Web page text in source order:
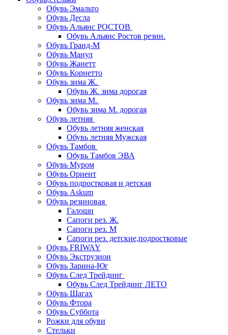
Обувь Эмальто
Обувь Десла
Обувь Альянс РОСТОВ
Обувь Альянс Ростов резин.
Обувь Гранд-М
Обувь Манул
Обувь Жанетт
Обувь Корнетто
Обувь зима Ж.
Обувь Ж. зима дорогая
Обувь зима М.
Обувь зима М. дорогая
Обувь летняя
Обувь летняя женская
Обувь летняя Мужская
Обувь Тамбов
Обувь Тамбов ЭВА
Обувь Муром
Обувь Ориент
Обувь подростковая и детская
Обувь Askum
Обувь резиновая
Галоши
Сапоги рез. Ж.
Сапоги рез. М
Сапоги рез. детские,подростковые
Обувь FRIWAY
Обувь Экструзион
Обувь Зарина-Юг
Обувь След Трейдинг
Обувь След Трейдинг ЛЕТО
Обувь Шагах
Обувь Фтора
Обувь Суббота
Рожки для обуви
Стельки